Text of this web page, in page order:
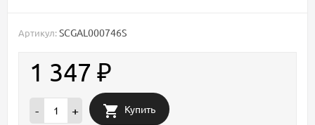
Артикул: SCGAL000746S
1 347 ₽
- + Купить